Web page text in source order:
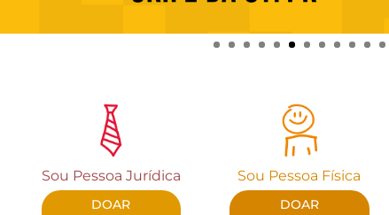
Sou Pessoa Jurí­dica
DOAR
Sou Pessoa Física
DOAR